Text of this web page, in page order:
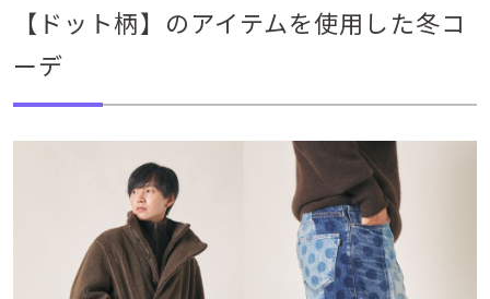
【ドット柄】のアイテムを使用した冬コ
ーデ